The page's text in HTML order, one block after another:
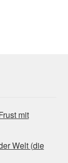
mit
Welt (die